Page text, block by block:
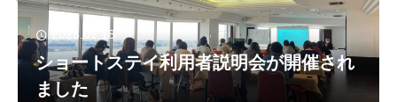
2023.01.18
ショートステイ利用者説明会が開催され
ました